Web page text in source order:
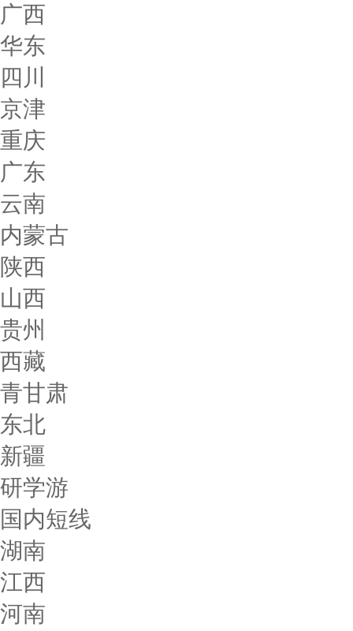
广西
华东
四川
京津
重庆
广东
云南
内蒙古
陕西
山西
贵州
西藏
青甘肃
东北
新疆
研学游
国内短线
湖南
江西
河南